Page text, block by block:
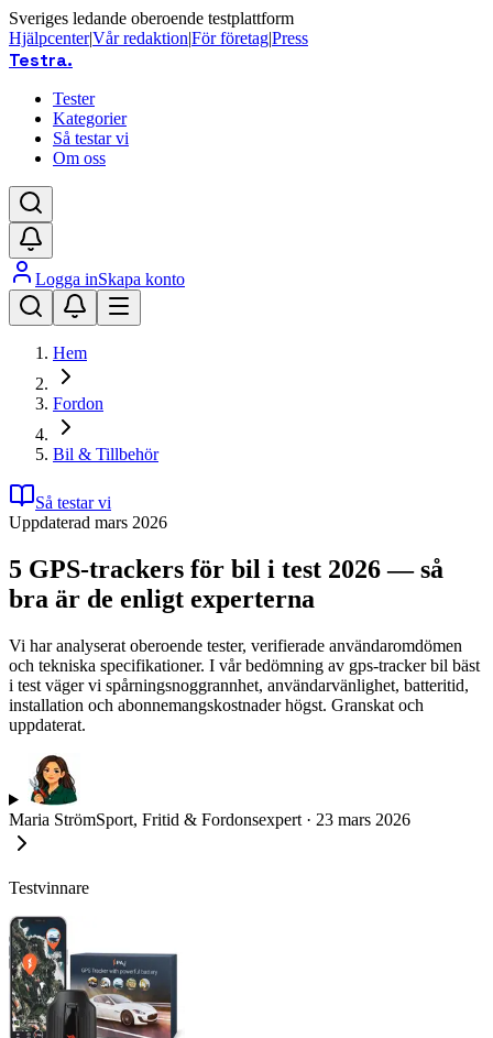
Sveriges ledande oberoende testplattform
Hjälpcenter|Vår redaktion|För företag|Press
Testra.
Tester
Kategorier
Så testar vi
Om oss
Logga inSkapa konto
Hem
Fordon
Bil & Tillbehör
Så testar vi
Uppdaterad mars 2026
5 GPS-trackers för bil i test 2026 — så
bra är de enligt experterna
Vi har analyserat oberoende tester, verifierade användaromdömen
och tekniska specifikationer. I vår bedömning av gps-tracker bil bäst
i test väger vi spårningsnoggrannhet, användarvänlighet, batteritid,
installation och abonnemangskostnader högst. Granskat och
uppdaterat.
Maria StrömSport, Fritid & Fordonsexpert · 23 mars 2026
Testvinnare